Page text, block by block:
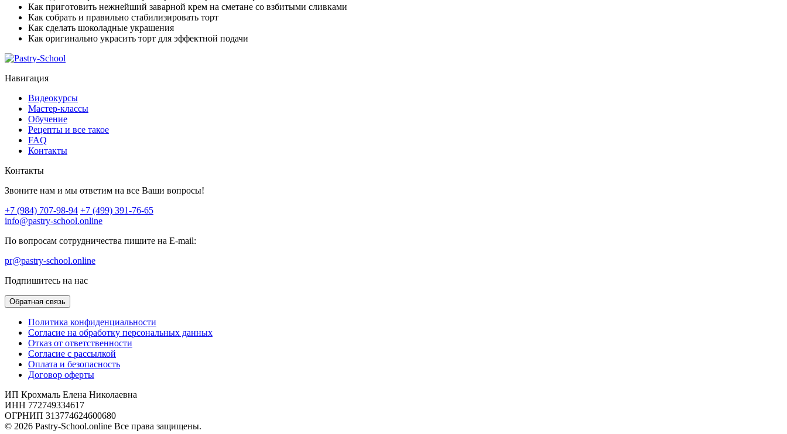
Как приготовить нежнейший заварной крем на сметане со взбитыми сливками
Как собрать и правильно стабилизировать торт
Как сделать шоколадные украшения
Как оригинально украсить торт для эффектной подачи
Навигация
Видеокурсы
Мастер-классы
Обучение
Рецепты и все такое
FAQ
Контакты
Контакты
Звоните нам и мы ответим на все Ваши вопросы!
+7 (984) 707-98-94 +7 (499) 391-76-65
info@pastry-school.online
По вопросам сотрудничества пишите на E-mail:
pr@pastry-school.online
Подпишитесь на нас
Обратная связь
Политика конфиденциальности
Согласие на обработку персональных данных
Отказ от ответственности
Согласие с рассылкой
Оплата и безопасность
Договор оферты
ИП Крохмаль Елена Николаевна
ИНН 772749334617
ОГРНИП 313774624600680
© 2026 Pastry-School.online Все права защищены.